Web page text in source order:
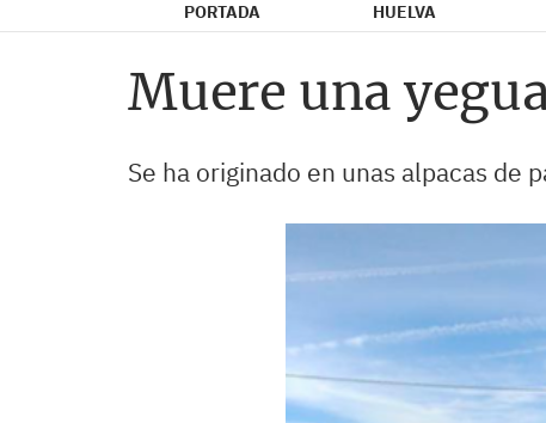
PORTADA HUELVA
Muere una
Se ha originado en unas alpacas de